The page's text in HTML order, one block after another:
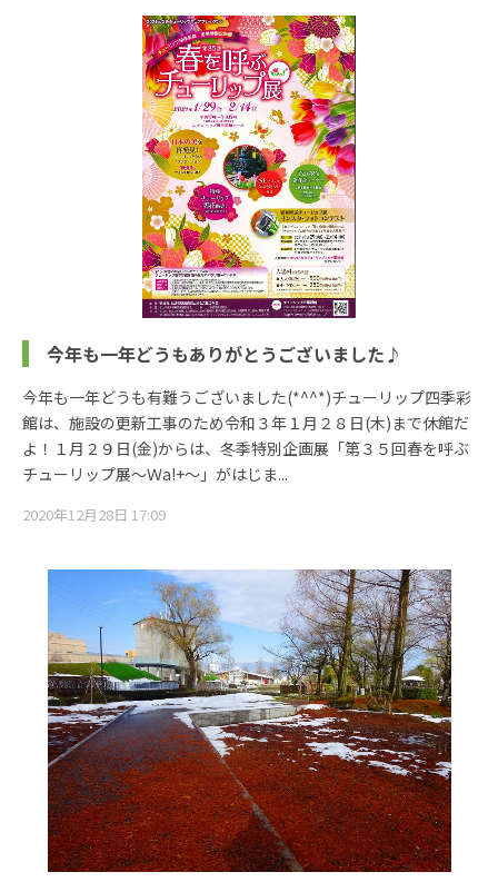
今年も一年どうもありがとうございました♪
今年も一年どうも有難うございました(*^^*)チューリップ四季彩
館は、施設の更新工事のため令和３年１月２８日(木)まで休館だ
よ！１月２９日(金)からは、冬季特別企画展「第３５回春を呼ぶ
チューリップ展～Ｗa!+～」がはじま...
2020年12月28日 17:09